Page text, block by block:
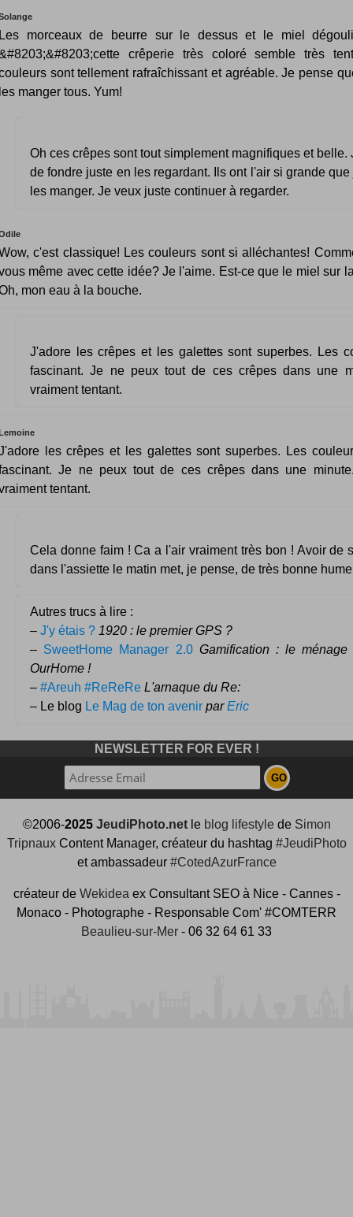
morceaux de beurre sur le dessus et le miel
crêperie très coloré semble très
sont tellement rafraîchissant et agréable. Je pense
manger tous. Yum!
Oh ces crêpes sont tout simplement magnifiques et belle.
de fondre juste en les regardant. Ils ont l'air si grande
les manger. Je veux juste continuer à regarder.
c'est classique! Les couleurs sont si alléchantes!
même avec cette idée? Je l'aime. Est-ce que le miel sur
mon eau à la bouche.
J'adore les crêpes et les galettes sont superbes. Les
fascinant. Je ne peux tout de ces crêpes dans une
vraiment tentant.
les crêpes et les galettes sont superbes. Les
Je ne peux tout de ces crêpes dans une
tentant.
Cela donne faim ! Ca a l'air vraiment très bon ! Avoir de
dans l'assiette le matin met, je pense, de très bonne
Autres trucs à lire :
– J'y étais ? 1920 : le premier GPS ?
– SweetHome Manager 2.0 Gamification : le
OurHome !
– #Areuh #ReReRe L'arnaque du Re:
– Le blog Le Mag de ton avenir parEric
NEWSLETTER FOR EVER !
©2006-2025 JeudiPhoto.netle blog lifestylede Simon
TripnauxContent Manager, créateur du hashtag #JeudiPhoto
et ambassadeur #CotedAzurFrance
créateur de Wekidea ex Consultant SEO à Nice - Cannes -
Monaco - Photographe - Responsable Com' #COMTERR
Beaulieu-sur-Mer - 06 32 64 61 33